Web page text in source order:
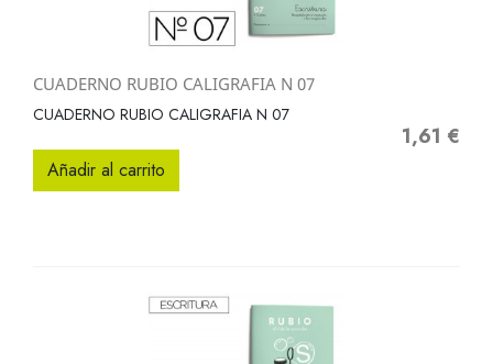
CUADERNO RUBIO CALIGRAFIA N 07
CUADERNO RUBIO CALIGRAFIA N 07
Precio
1,61 €
Añadir al carrito